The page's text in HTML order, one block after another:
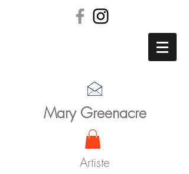
Mary Greenacre
Artiste